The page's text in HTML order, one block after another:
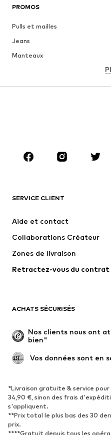
PROMOS
Pulls et mailles
Jeans
Manteaux
Jupes
Accessoires
Nouveautés
Lingerie
Manteaux
Occasions spéciales
Remise à neuf
Nouveautés
Baskets
Escarpins et talons hauts
Sandales
SERVICE CLIENT
Aide et contact
Collaborations Créateur
Zones de livraison
Retractez-vous du contrat
ACHATS SÉCURISÉS
Nos clients nous ont
bien"
Vos données sont en
*Livraison gratuite & service pour
34,90 €, sinon des frais
s'appliquent.
**Prix total le plus bas des 30
prix.
****Gratuit depuis tous les